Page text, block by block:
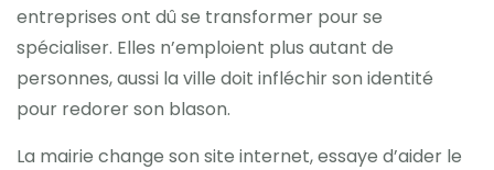
entreprises ont dû se transformer pour se
spécialiser. Elles n’emploient plus autant de
personnes, aussi la ville doit infléchir son identité
pour redorer son blason.
La mairie change son site internet, essaye d’aider le